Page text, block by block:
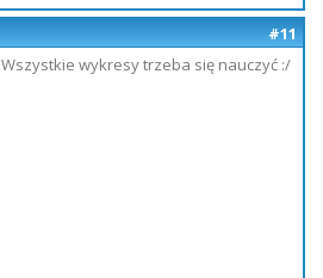
#11
Wszystkie wykresy trzeba się nauczyć :/